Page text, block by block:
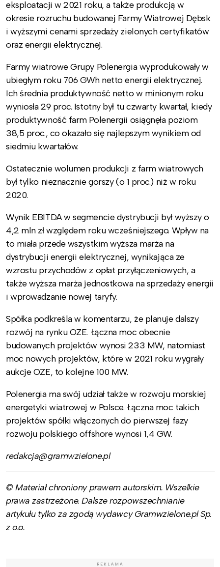
eksploatacji w 2021 roku, a także produkcją w
okresie rozruchu budowanej Farmy Wiatrowej Dębsk
i wyższymi cenami sprzedaży zielonych certyfikatów
oraz energii elektrycznej.
Farmy wiatrowe Grupy Polenergia wyprodukowały w
ubiegłym roku 706 GWh netto energii elektrycznej.
Ich średnia produktywność netto w minionym roku
wyniosła 29 proc. Istotny był tu czwarty kwartał, kiedy
produktywność farm Polenergii osiągnęła poziom
38,5 proc., co okazało się najlepszym wynikiem od
siedmiu kwartałów.
Ostatecznie wolumen produkcji z farm wiatrowych
był tylko nieznacznie gorszy (o 1 proc.) niż w roku
2020.
Wynik EBITDA w segmencie dystrybucji był wyższy o
4,2 mln zł względem roku wcześniejszego. Wpływ na
to miała przede wszystkim wyższa marża na
dystrybucji energii elektrycznej, wynikająca ze
wzrostu przychodów z opłat przyłączeniowych, a
także wyższa marża jednostkowa na sprzedaży energii
i wprowadzanie nowej taryfy.
Spółka podkreśla w komentarzu, że planuje dalszy
rozwój na rynku OZE. Łączna moc obecnie
budowanych projektów wynosi 233 MW, natomiast
moc nowych projektów, które w 2021 roku wygrały
aukcje OZE, to kolejne 100 MW.
Polenergia ma swój udział także w rozwoju morskiej
energetyki wiatrowej w Polsce. Łączna moc takich
projektów spółki włączonych do pierwszej fazy
rozwoju polskiego offshore wynosi 1,4 GW.
redakcja@gramwzielone.pl
© Materiał chroniony prawem autorskim. Wszelkie
prawa zastrzeżone. Dalsze rozpowszechnianie
artykułu tylko za zgodą wydawcy Gramwzielone.pl Sp.
z o.o.
REKLAMA